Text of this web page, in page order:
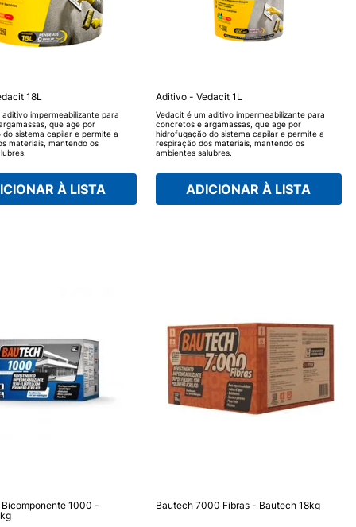
18L
impermeabilizante para
que age por
sistema capilar e permite a
materiais, mantendo os
À LISTA
Aditivo - Vedacit 1L
Vedacit é um aditivo impermeabilizante para
concretos e argamassas, que age por
hidrofugação do sistema capilar e permite a
respiração dos materiais, mantendo os
ambientes salubres.
ADICIONAR À LISTA
Bicomponente 1000 -
Bautech 7000 Fibras - Bautech 18kg